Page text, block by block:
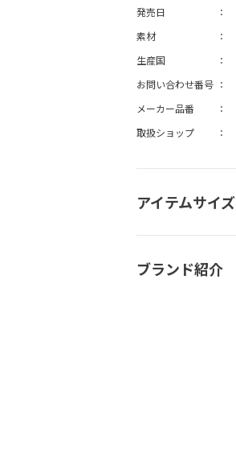
発売日
素材
生産国
お問い合わせ番号
メーカー品番
取扱ショップ
アイテムサイズ
ブランド紹介